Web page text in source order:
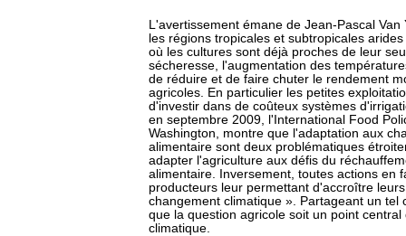
L'avertissement émane de Jean-Pascal
les régions tropicales et subtropicales
où les cultures sont déjà proches de leur
sécheresse, l'augmentation des
de réduire et de faire chuter le rendement
agricoles. En particulier les petites
d'investir dans de coûteux systèmes
en septembre 2009, l'International Food
Washington, montre que l'adaptation aux
alimentaire sont deux problématiques
adapter l'agriculture aux défis du
alimentaire. Inversement, toutes actions en
producteurs leur permettant d'accroître
changement climatique ». Partageant un
que la question agricole soit un point
climatique.